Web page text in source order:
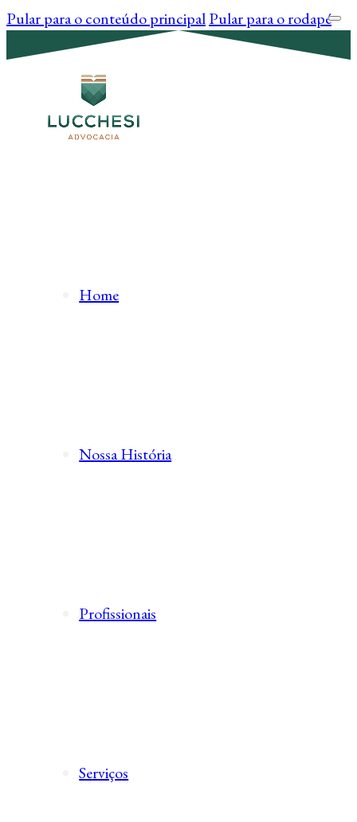
Pular para o conteúdo principalPular para o rodapé
Home
Nossa História
Profissionais
Serviços